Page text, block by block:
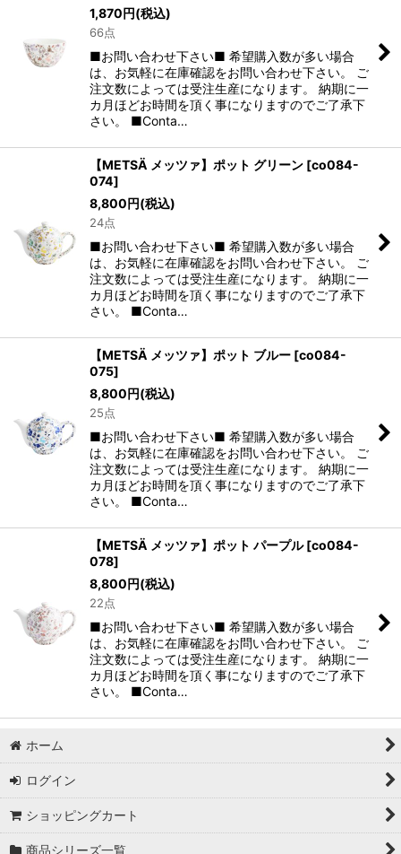
1,870円(税込)
66点
■お問い合わせ下さい■ 希望購入数が多い場合
は、お気軽に在庫確認をお問い合わせ下さい。 ご
注文数によっては受注生産になります。 納期に一
カ月ほどお時間を頂く事になりますのでご了承下
さい。 ■Conta…
【METSÄ メッツァ】ポット グリーン [co084-
074]
8,800円(税込)
24点
■お問い合わせ下さい■ 希望購入数が多い場合
は、お気軽に在庫確認をお問い合わせ下さい。 ご
注文数によっては受注生産になります。 納期に一
カ月ほどお時間を頂く事になりますのでご了承下
さい。 ■Conta…
【METSÄ メッツァ】ポット ブルー [co084-
075]
8,800円(税込)
25点
■お問い合わせ下さい■ 希望購入数が多い場合
は、お気軽に在庫確認をお問い合わせ下さい。 ご
注文数によっては受注生産になります。 納期に一
カ月ほどお時間を頂く事になりますのでご了承下
さい。 ■Conta…
【METSÄ メッツァ】ポット パープル [co084-
078]
8,800円(税込)
22点
■お問い合わせ下さい■ 希望購入数が多い場合
は、お気軽に在庫確認をお問い合わせ下さい。 ご
注文数によっては受注生産になります。 納期に一
カ月ほどお時間を頂く事になりますのでご了承下
さい。 ■Conta…
ホーム
ログイン
ショッピングカート
商品シリーズ一覧